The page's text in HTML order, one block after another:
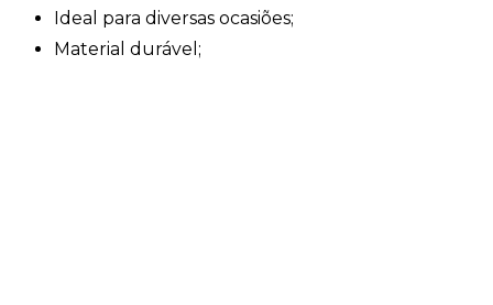
Ideal para diversas ocasiões;
Material durável;